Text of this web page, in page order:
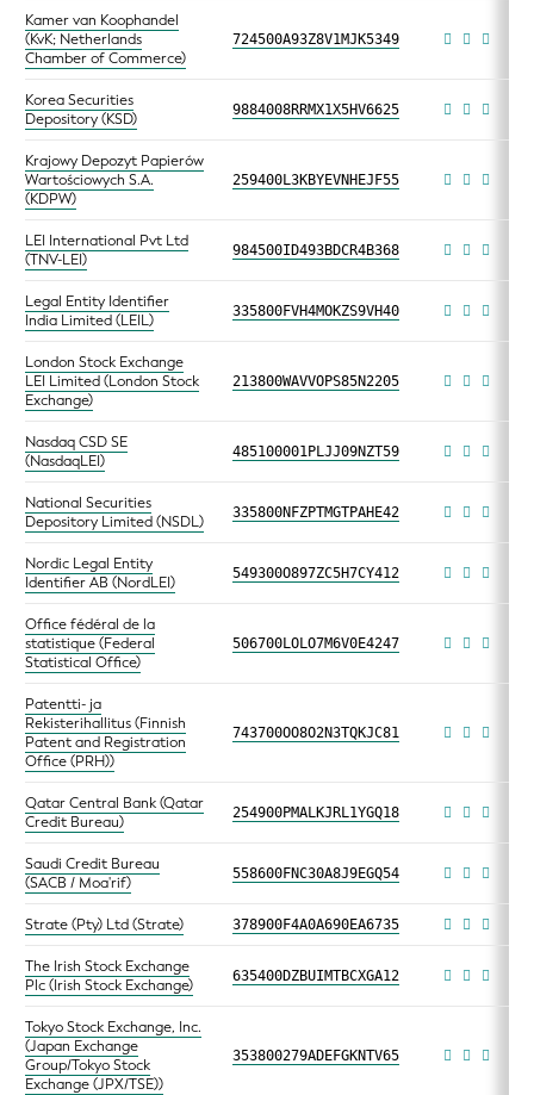
Kamer van Koophandel
(KvK; Netherlands
Chamber of Commerce)
724500A93Z8V1MJK5349
Korea Securities
Depository (KSD)
9884008RRMX1X5HV6625
Krajowy Depozyt Papierów
Wartościowych S.A.
(KDPW)
259400L3KBYEVNHEJF55
LEI International Pvt Ltd
(TNV-LEI)
984500ID493BDCR4B368
Legal Entity Identifier
India Limited (LEIL)
335800FVH4MOKZS9VH40
London Stock Exchange
LEI Limited (London Stock
Exchange)
213800WAVVOPS85N2205
Nasdaq CSD SE
(NasdaqLEI)
485100001PLJJ09NZT59
National Securities
Depository Limited (NSDL)
335800NFZPTMGTPAHE42
Nordic Legal Entity
Identifier AB (NordLEI)
549300O897ZC5H7CY412
Office fédéral de la
statistique (Federal
Statistical Office)
506700LOLO7M6V0E4247
Patentti- ja
Rekisterihallitus (Finnish
Patent and Registration
Office (PRH))
743700OO8O2N3TQKJC81
Qatar Central Bank (Qatar
Credit Bureau)
254900PMALKJRL1YGQ18
Saudi Credit Bureau
(SACB / Moa'rif)
558600FNC30A8J9EGQ54
Strate (Pty) Ltd (Strate) 378900F4A0A690EA6735
The Irish Stock Exchange
Plc (Irish Stock Exchange)
635400DZBUIMTBCXGA12
Tokyo Stock Exchange, Inc.
(Japan Exchange
Group/Tokyo Stock
Exchange (JPX/TSE))
353800279ADEFGKNTV65